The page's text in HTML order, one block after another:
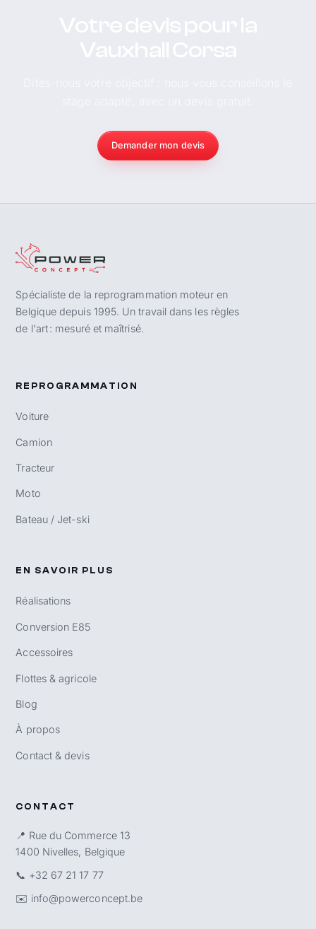
Demander mon devis
Spécialiste de la reprogrammation moteur en
Belgique depuis 1995. Un travail dans les règles
de l'art : mesuré et maîtrisé.
REPROGRAMMATION
Voiture
Camion
Tracteur
Moto
Bateau / Jet-ski
EN SAVOIR PLUS
Réalisations
Conversion E85
Accessoires
Flottes & agricole
Blog
À propos
Contact & devis
CONTACT
📍 Rue du Commerce 13
1400 Nivelles, Belgique
📞 +32 67 21 17 77
✉️ info@powerconcept.be